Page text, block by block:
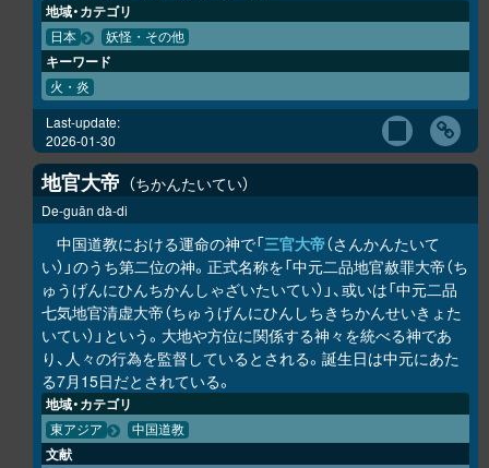
地域・カテゴリ
日本 妖怪・その他
キーワード
火・炎
Last-update:
2026-01-30
地官大帝 ちかんたいてい
De-guān dà-di
中国道教における運命の神で「三官大帝（さんかんたいて
い）」のうち第二位の神。正式名称を「中元二品地官赦罪大帝（ち
ゅうげんにひんちかんしゃざいたいてい）」、或いは「中元二品
七気地官清虚大帝（ちゅうげんにひんしちきちかんせいきょた
いてい）」という。大地や方位に関係する神々を統べる神であ
り、人々の行為を監督しているとされる。誕生日は中元にあた
る7月15日だとされている。
地域・カテゴリ
東アジア 中国道教
文献